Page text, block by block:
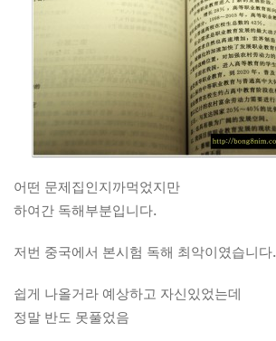
어떤 문제집인지까먹었지만
하여간 독해부분입니다.
저번 중국에서 본시험 독해 최악이였습니다.
쉽게 나올거라 예상하고 자신있었는데
정말 반도 못풀었음